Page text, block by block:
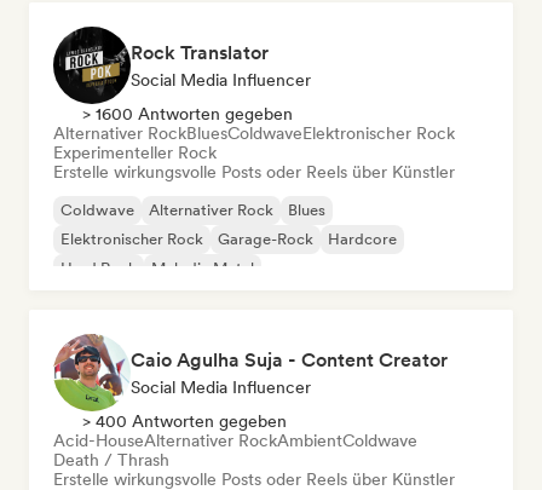
Rock Translator
Social Media Influencer
> 1600 Antworten gegeben
Alternativer RockBluesColdwaveElektronischer Rock
Experimenteller Rock
Erstelle wirkungsvolle Posts oder Reels über Künstler
Coldwave Alternativer Rock
Blues
Elektronischer Rock
Garage-Rock
Hardcore
Hard Rock
Melodic Metal
Caio Agulha Suja - Content Creator
Social Media Influencer
> 400 Antworten gegeben
Acid-HouseAlternativer RockAmbientColdwave
Death / Thrash
Erstelle wirkungsvolle Posts oder Reels über Künstler